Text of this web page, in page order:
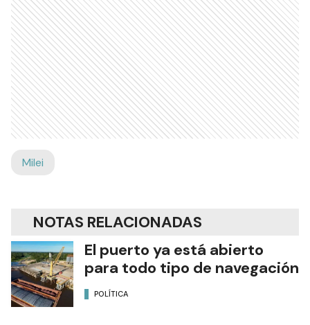
Milei
NOTAS RELACIONADAS
El puerto ya está abierto
para todo tipo de navegación
POLÍTICA